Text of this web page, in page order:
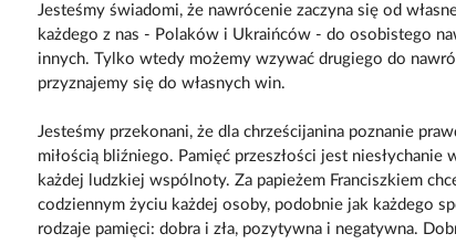
Jesteśmy świadomi, że nawrócenie zaczyna się od
każdego z nas - Polaków i Ukraińców - do osobistego
innych. Tylko wtedy możemy wzywać drugiego do
przyznajemy się do własnych win.
Jesteśmy przekonani, że dla chrześcijanina poznanie
miłością bliźniego. Pamięć przeszłości jest niesłychanie
każdej ludzkiej wspólnoty. Za papieżem Franciszkiem
codziennym życiu każdej osoby, podobnie jak każdego
rodzaje pamięci: dobra i zła, pozytywna i negatywna.